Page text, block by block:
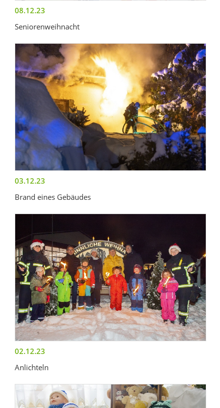
08.12.23
Seniorenweihnacht
03.12.23
Brand eines Gebäudes
02.12.23
Anlichteln